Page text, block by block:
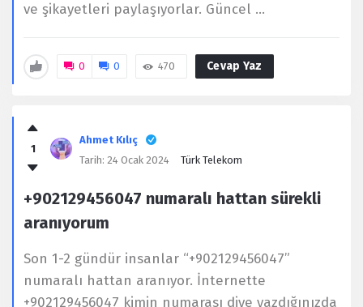
ve şikayetleri paylaşıyorlar. Güncel ...
0 0 470 Cevap Yaz
1
Ahmet Kılıç
Tarih: 24 Ocak 2024 Türk Telekom
+902129456047 numaralı hattan sürekli
aranıyorum
Son 1-2 gündür insanlar “+902129456047”
numaralı hattan aranıyor. İnternette
+902129456047 kimin numarası diye yazdığınızda